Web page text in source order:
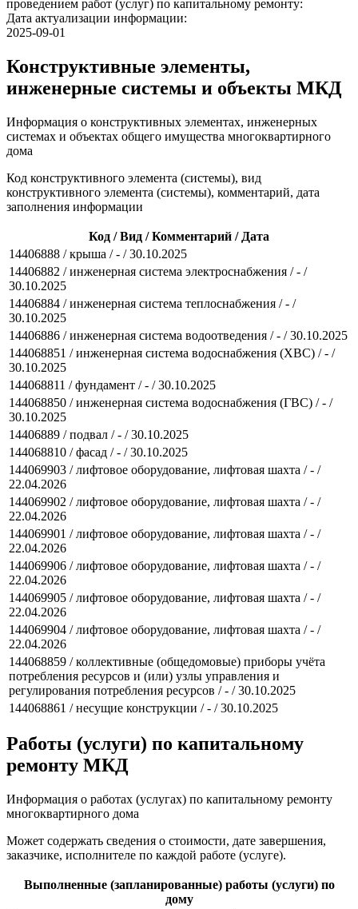
проведением работ (услуг) по капитальному ремонту:
Дата актуализации информации:
2025-09-01
Конструктивные элементы,
инженерные системы и объекты МКД
Информация о конструктивных элементах, инженерных
системах и объектах общего имущества многоквартирного
дома
Код конструктивного элемента (системы), вид
конструктивного элемента (системы), комментарий, дата
заполнения информации
Код / Вид / Комментарий / Дата
14406888 / крыша / - / 30.10.2025
14406882 / инженерная система электроснабжения / - /
30.10.2025
14406884 / инженерная система теплоснабжения / - /
30.10.2025
14406886 / инженерная система водоотведения / - / 30.10.2025
144068851 / инженерная система водоснабжения (ХВС) / - /
30.10.2025
144068811 / фундамент / - / 30.10.2025
144068850 / инженерная система водоснабжения (ГВС) / - /
30.10.2025
14406889 / подвал / - / 30.10.2025
144068810 / фасад / - / 30.10.2025
144069903 / лифтовое оборудование, лифтовая шахта / - /
22.04.2026
144069902 / лифтовое оборудование, лифтовая шахта / - /
22.04.2026
144069901 / лифтовое оборудование, лифтовая шахта / - /
22.04.2026
144069906 / лифтовое оборудование, лифтовая шахта / - /
22.04.2026
144069905 / лифтовое оборудование, лифтовая шахта / - /
22.04.2026
144069904 / лифтовое оборудование, лифтовая шахта / - /
22.04.2026
144068859 / коллективные (общедомовые) приборы учёта
потребления ресурсов и (или) узлы управления и
регулирования потребления ресурсов / - / 30.10.2025
144068861 / несущие конструкции / - / 30.10.2025
Работы (услуги) по капитальному
ремонту МКД
Информация о работах (услугах) по капитальному ремонту
многоквартирного дома
Может содержать сведения о стоимости, дате завершения,
заказчике, исполнителе по каждой работе (услуге).
Выполненные (запланированные) работы (услуги) по
дому